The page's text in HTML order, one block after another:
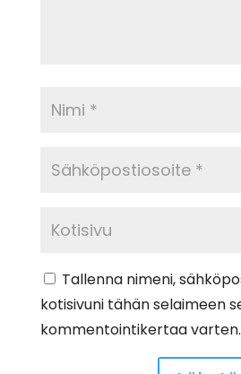
Tallenna nimeni,
kotisivuni tähän selaimeen
kommentointikertaa varten.